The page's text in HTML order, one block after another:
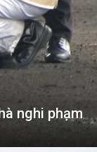
nghi phạm